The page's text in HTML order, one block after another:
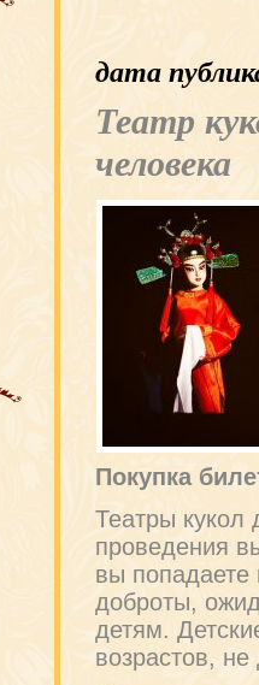
дата
Театр
человека
Покупка
Театры кукол
проведения
вы попадаете
доброты,
детям.
возрастов,